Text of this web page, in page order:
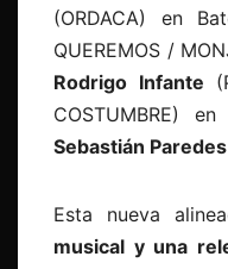
(ORDACA) en
QUEREMOS /
Rodrigo Infante
COSTUMBRE)
Sebastián Paredes
Esta nueva
musical y una